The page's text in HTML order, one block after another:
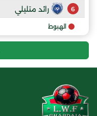
6 رائد متليلي
الهبوط